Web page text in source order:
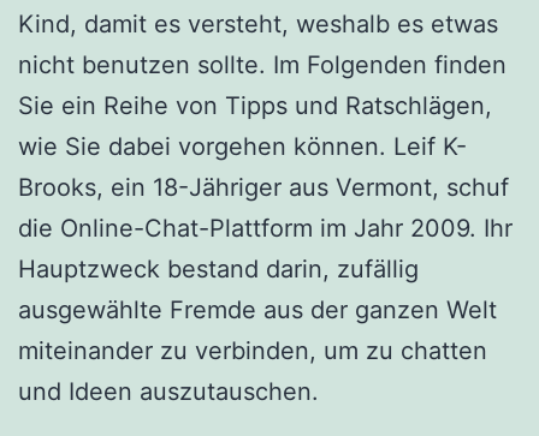
Kind, damit es versteht, weshalb es etwas
nicht benutzen sollte. Im Folgenden finden
Sie ein Reihe von Tipps und Ratschlägen,
wie Sie dabei vorgehen können. Leif K-
Brooks, ein 18-Jähriger aus Vermont, schuf
die Online-Chat-Plattform im Jahr 2009. Ihr
Hauptzweck bestand darin, zufällig
ausgewählte Fremde aus der ganzen Welt
miteinander zu verbinden, um zu chatten
und Ideen auszutauschen.